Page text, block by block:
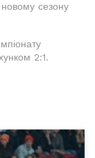
сезону
2:1.